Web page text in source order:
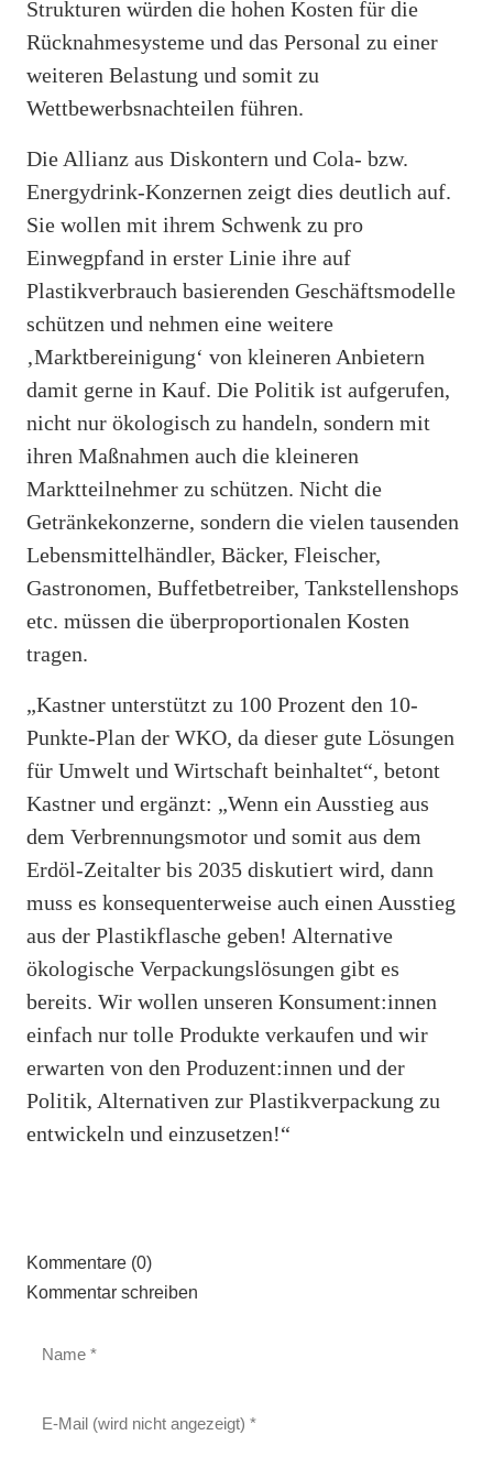
Strukturen würden die hohen Kosten für die
Rücknahmesysteme und das Personal zu einer
weiteren Belastung und somit zu
Wettbewerbsnachteilen führen.
Die Allianz aus Diskontern und Cola- bzw.
Energydrink-Konzernen zeigt dies deutlich auf.
Sie wollen mit ihrem Schwenk zu pro
Einwegpfand in erster Linie ihre auf
Plastikverbrauch basierenden Geschäftsmodelle
schützen und nehmen eine weitere
‚Marktbereinigung‘ von kleineren Anbietern
damit gerne in Kauf. Die Politik ist aufgerufen,
nicht nur ökologisch zu handeln, sondern mit
ihren Maßnahmen auch die kleineren
Marktteilnehmer zu schützen. Nicht die
Getränkekonzerne, sondern die vielen tausenden
Lebensmittelhändler, Bäcker, Fleischer,
Gastronomen, Buffetbetreiber, Tankstellenshops
etc. müssen die überproportionalen Kosten
tragen.
„Kastner unterstützt zu 100 Prozent den 10-
Punkte-Plan der WKO, da dieser gute Lösungen
für Umwelt und Wirtschaft beinhaltet“, betont
Kastner und ergänzt: „Wenn ein Ausstieg aus
dem Verbrennungsmotor und somit aus dem
Erdöl-Zeitalter bis 2035 diskutiert wird, dann
muss es konsequenterweise auch einen Ausstieg
aus der Plastikflasche geben! Alternative
ökologische Verpackungslösungen gibt es
bereits. Wir wollen unseren Konsument:innen
einfach nur tolle Produkte verkaufen und wir
erwarten von den Produzent:innen und der
Politik, Alternativen zur Plastikverpackung zu
entwickeln und einzusetzen!“
Kommentare (0)
Kommentar schreiben